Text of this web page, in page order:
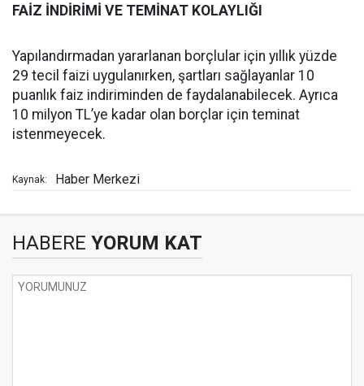
FAİZ İNDİRİMİ VE TEMİNAT KOLAYLIĞI
Yapılandırmadan yararlanan borçlular için yıllık yüzde
29 tecil faizi uygulanırken, şartları sağlayanlar 10
puanlık faiz indiriminden de faydalanabilecek. Ayrıca
10 milyon TL’ye kadar olan borçlar için teminat
istenmeyecek.
Kaynak: Haber Merkezi
HABERE YORUM KAT